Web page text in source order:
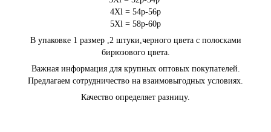
4Xl = 54р-56р
5Xl = 58р-60р
В упаковке 1 размер ,2 штуки,черного цвета с полосками
бирюзового цвета.
Важная информация для крупных оптовых покупателей.
Предлагаем сотрудничество на взаимовыгодных условиях.
Качество определяет разницу.